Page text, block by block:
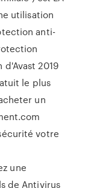
utilisation
anti-
2019
le plus
un
votre
une
de Antivirus